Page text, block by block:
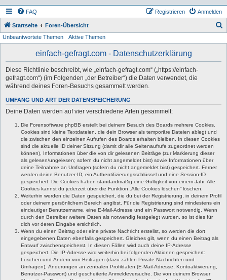
FAQ Anmelden
Registrieren
Startseite Foren-Übersicht
Unbeantwortete Themen Aktive Themen
einfach-gefragt.com - Datenschutzerklärung
Diese Richtlinie beschreibt, wie „einfach-gefragt.com“ („https://einfach-
gefragt.com“) (im Folgenden „der Betreiber“) die Daten verwendet, die
während deines Foren-Besuchs gesammelt werden.
UMFANG UND ART DER DATENSPEICHERUNG
Deine Daten werden auf vier verschiedene Arten gesammelt:
Die Forensoftware phpBB erstellt bei deinem Besuch des Boards mehrere Cookies.
Cookies sind kleine Textdateien, die dein Browser als temporäre Dateien ablegt und
die zwischen den einzelnen Aufrufen des Boards erhalten bleiben. In diesen Cookies
sind die aktuelle ID deiner Sitzung (damit dir alle Seitenaufrufe zugeordnet werden
können), Informationen über die von dir gelesenen Beiträge (zur Markierung dieser
als gelesen/ungelesen; sofern du nicht angemeldet bist) sowie Informationen über
deine Teilnahme an Umfragen (sofern du nicht angemeldet bist) gespeichert. Ferner
werden deine Benutzer-ID, ein Authentifizierungsschlüssel und eine Session-ID
gespeichert. Die Cookies haben standardmäßig eine Gültigkeit von einem Jahr. Alle
Cookies kannst du jederzeit über die Funktion „Alle Cookies löschen“ löschen.
Weiterhin werden die Daten gespeichert, die du bei der Registrierung, in deinem Profil
oder deinem persönlichem Bereich angibst. Für die Registrierung sind mindestens ein
eindeutiger Benutzername, eine E-Mail-Adresse und ein Passwort notwendig. Wenn
durch den Betreiber weitere Daten als notwendig festgelegt wurden, so ist dies für
dich vor deren Eingabe ersichtlich.
Wenn du einen Beitrag oder eine private Nachricht erstellst, so werden die dort
eingegebenen Daten ebenfalls gespeichert. Gleiches gilt, wenn du einen Beitrag als
Entwurf zwischenspeicherst. In diesen Fällen wird auch deine IP-Adresse
gespeichert. Die IP-Adresse wird weiterhin bei folgenden Aktionen gespeichert:
Löschen und Ändern von Beiträgen (dazu zählen Private Nachrichten und
Umfragen), Änderungen an zentralen Profildaten (E-Mail-Adresse, Kontoaktivierung,
Benutzer-Passwort) und gescheiterte Anmeldeversuche. Die von deinem Browser